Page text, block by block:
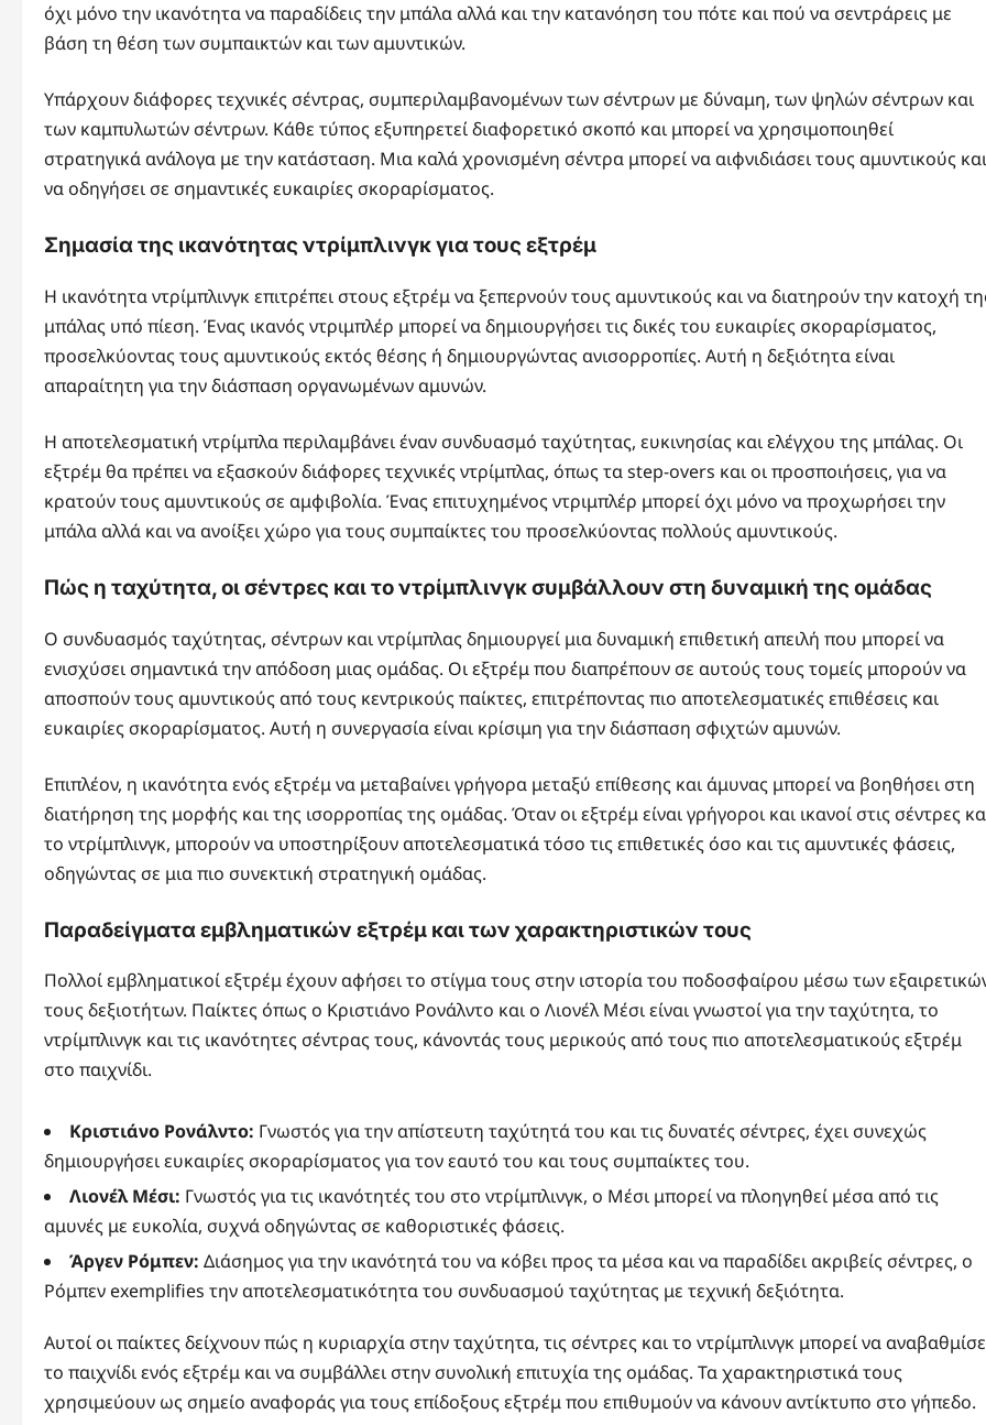
όχι μόνο την ικανότητα να παραδίδεις την μπάλα αλλά και την κατανόηση του πότε και πού να σεντράρεις με
βάση τη θέση των συμπαικτών και των αμυντικών.
Υπάρχουν διάφορες τεχνικές σέντρας, συμπεριλαμβανομένων των σέντρων με δύναμη, των ψηλών σέντρων και
των καμπυλωτών σέντρων. Κάθε τύπος εξυπηρετεί διαφορετικό σκοπό και μπορεί να χρησιμοποιηθεί
στρατηγικά ανάλογα με την κατάσταση. Μια καλά χρονισμένη σέντρα μπορεί να αιφνιδιάσει τους αμυντικούς και
να οδηγήσει σε σημαντικές ευκαιρίες σκοραρίσματος.
Σημασία της ικανότητας ντρίμπλινγκ για τους εξτρέμ
Η ικανότητα ντρίμπλινγκ επιτρέπει στους εξτρέμ να ξεπερνούν τους αμυντικούς και να διατηρούν την κατοχή
μπάλας υπό πίεση. Ένας ικανός ντριμπλέρ μπορεί να δημιουργήσει τις δικές του ευκαιρίες σκοραρίσματος,
προσελκύοντας τους αμυντικούς εκτός θέσης ή δημιουργώντας ανισορροπίες. Αυτή η δεξιότητα είναι
απαραίτητη για την διάσπαση οργανωμένων αμυνών.
Η αποτελεσματική ντρίμπλα περιλαμβάνει έναν συνδυασμό ταχύτητας, ευκινησίας και ελέγχου της μπάλας. Οι
εξτρέμ θα πρέπει να εξασκούν διάφορες τεχνικές ντρίμπλας, όπως τα step-overs και οι προσποιήσεις, για να
κρατούν τους αμυντικούς σε αμφιβολία. Ένας επιτυχημένος ντριμπλέρ μπορεί όχι μόνο να προχωρήσει την
μπάλα αλλά και να ανοίξει χώρο για τους συμπαίκτες του προσελκύοντας πολλούς αμυντικούς.
Πώς η ταχύτητα, οι σέντρες και το ντρίμπλινγκ συμβάλλουν στη δυναμική της ομάδας
Ο συνδυασμός ταχύτητας, σέντρων και ντρίμπλας δημιουργεί μια δυναμική επιθετική απειλή που μπορεί να
ενισχύσει σημαντικά την απόδοση μιας ομάδας. Οι εξτρέμ που διαπρέπουν σε αυτούς τους τομείς μπορούν να
αποσπούν τους αμυντικούς από τους κεντρικούς παίκτες, επιτρέποντας πιο αποτελεσματικές επιθέσεις και
ευκαιρίες σκοραρίσματος. Αυτή η συνεργασία είναι κρίσιμη για την διάσπαση σφιχτών αμυνών.
Επιπλέον, η ικανότητα ενός εξτρέμ να μεταβαίνει γρήγορα μεταξύ επίθεσης και άμυνας μπορεί να βοηθήσει στη
διατήρηση της μορφής και της ισορροπίας της ομάδας. Όταν οι εξτρέμ είναι γρήγοροι και ικανοί στις σέντρες
το ντρίμπλινγκ, μπορούν να υποστηρίξουν αποτελεσματικά τόσο τις επιθετικές όσο και τις αμυντικές φάσεις,
οδηγώντας σε μια πιο συνεκτική στρατηγική ομάδας.
Παραδείγματα εμβληματικών εξτρέμ και των χαρακτηριστικών τους
Πολλοί εμβληματικοί εξτρέμ έχουν αφήσει το στίγμα τους στην ιστορία του ποδοσφαίρου μέσω των
τους δεξιοτήτων. Παίκτες όπως ο Κριστιάνο Ρονάλντο και ο Λιονέλ Μέσι είναι γνωστοί για την ταχύτητα, το
ντρίμπλινγκ και τις ικανότητες σέντρας τους, κάνοντάς τους μερικούς από τους πιο αποτελεσματικούς εξτρέμ
στο παιχνίδι.
Κριστιάνο Ρονάλντο: Γνωστός για την απίστευτη ταχύτητά του και τις δυνατές σέντρες, έχει συνεχώς
δημιουργήσει ευκαιρίες σκοραρίσματος για τον εαυτό του και τους συμπαίκτες του.
Λιονέλ Μέσι: Γνωστός για τις ικανότητές του στο ντρίμπλινγκ, ο Μέσι μπορεί να πλοηγηθεί μέσα από τις
αμυνές με ευκολία, συχνά οδηγώντας σε καθοριστικές φάσεις.
Άργεν Ρόμπεν: Διάσημος για την ικανότητά του να κόβει προς τα μέσα και να παραδίδει ακριβείς σέντρες, ο
Ρόμπεν exemplifies την αποτελεσματικότητα του συνδυασμού ταχύτητας με τεχνική δεξιότητα.
Αυτοί οι παίκτες δείχνουν πώς η κυριαρχία στην ταχύτητα, τις σέντρες και το ντρίμπλινγκ μπορεί να
το παιχνίδι ενός εξτρέμ και να συμβάλλει στην συνολική επιτυχία της ομάδας. Τα χαρακτηριστικά τους
χρησιμεύουν ως σημείο αναφοράς για τους επίδοξους εξτρέμ που επιθυμούν να κάνουν αντίκτυπο στο γήπεδο.